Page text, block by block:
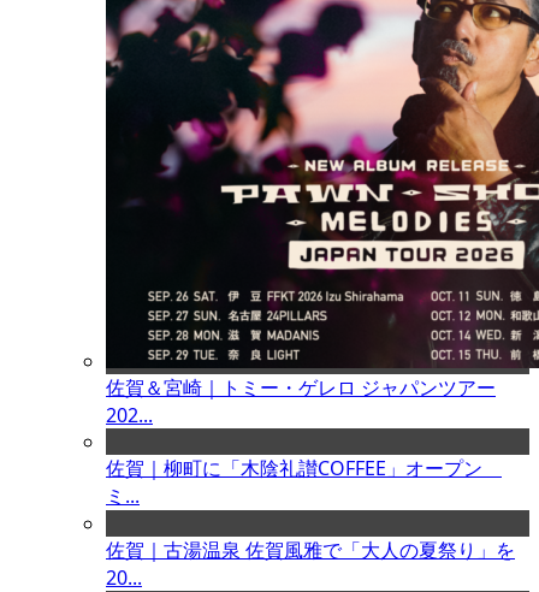
佐賀＆宮崎｜トミー・ゲレロ ジャパンツアー
202...
佐賀｜柳町に「木陰礼讃COFFEE」オープン
ミ...
佐賀｜古湯温泉 佐賀風雅で「大人の夏祭り」を
20...